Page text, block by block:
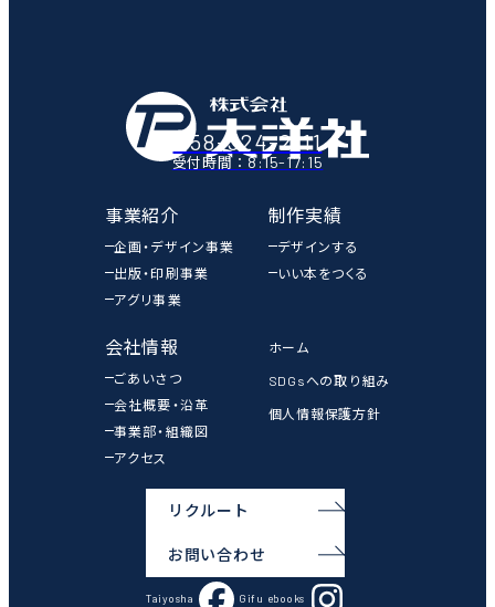
058-324-2111
受付時間： 8:15-17:15
事業紹介
企画・デザイン事業
出版・印刷事業
アグリ事業
制作実績
デザインする
いい本をつくる
会社情報
ごあいさつ
会社概要・沿革
事業部・組織図
アクセス
ホーム
SDGsへの取り組み
個人情報保護方針
リクルート
お問い合わせ
Taiyosha Gifu ebooks